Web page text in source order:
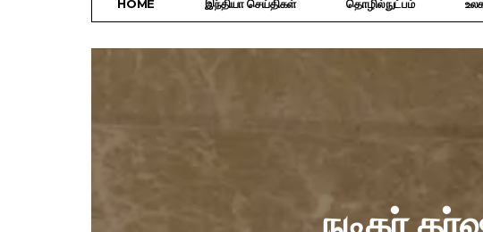
HOME இந்தியா செய்திகள் தொழில்நுட்பம்